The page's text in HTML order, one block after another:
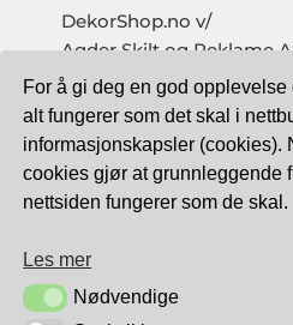
For å gi deg en god opplevelse
alt fungerer som det skal i
informasjonskapsler (cookies).
cookies gjør at grunnleggende
nettsiden fungerer som de skal.
Les mer
NødvendigeNødvendige
DekorShop.no v/
Agder Skilt og Reklame
Org. nr: 997 633 016 MVA
salg@dekorshop.no
Tlf: 959 32 123
09.00 - 16.00